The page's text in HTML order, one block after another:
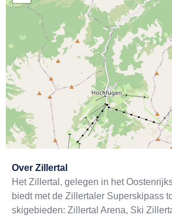
Over Zillertal
Het Zillertal, gelegen in het
biedt met de Zillertaler Superskipass
skigebieden: Zillertal Arena, Ski